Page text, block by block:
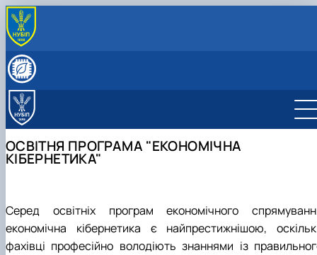
ПРО КАФЕДРУ
«Хто є хто» з кібернетиків в НУБіП України
Освітні програми
Освітні програми
НАУКОВА ДІЯЛЬНІСТЬ
Гурток Кібертонус
Аспірантура
Наукова робота студентів
МІЖНАРОДНА ДІЯЛЬНІСТЬ
НАШІ ОСВІТНІ ПРОГРАМИ
Освітня програма "Економічна кібернетика"
АБІТУРІЄНТУ
кафедри
ОСВІТНЯ ПРОГРАМА "ЕКОНОМІЧНА
КІБЕРНЕТИКА"
Серед освітніх програм економічного
економічна кібернетика є найпрестижнішою,
фахівці професійно володіють знаннями із